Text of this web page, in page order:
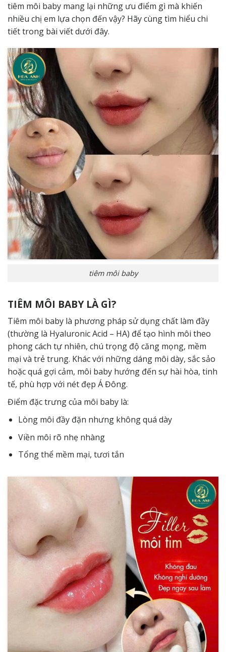
tiêm môi baby mang lại những ưu điểm gì mà khiến
nhiều chị em lựa chọn đến vậy? Hãy cùng tìm hiểu chi
tiết trong bài viết dưới đây.
tiêm môi baby
TIÊM MÔI BABY LÀ GÌ?
Tiêm môi baby là phương pháp sử dụng chất làm đầy
(thường là Hyaluronic Acid – HA) để tạo hình môi theo
phong cách tự nhiên, chú trọng độ căng mọng, mềm
mại và trẻ trung. Khác với những dáng môi dày, sắc sảo
hoặc quá gợi cảm, môi baby hướng đến sự hài hòa, tinh
tế, phù hợp với nét đẹp Á Đông.
Điểm đặc trưng của môi baby là:
Lòng môi đầy đặn nhưng không quá dày
Viền môi rõ nhẹ nhàng
Tổng thể mềm mại, tươi tắn